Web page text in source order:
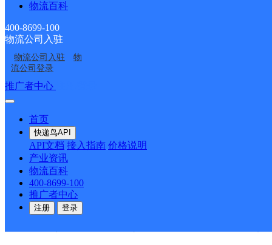
物流百科
400-8699-100
物流公司入驻
物流公司入驻
物
流公司登录
推广者中心
首页
快递鸟API
API文档 接入指南 价格说明
产业资讯
物流百科
400-8699-100
推广者中心
注册 登录
赛罕区
圆通速递
派送范围:南二环以南金
赛罕区巨华
圆通速递
派送范围:全范围派送